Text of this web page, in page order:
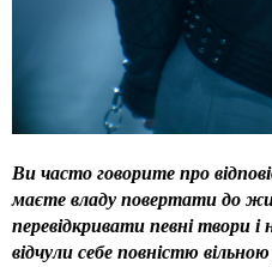
Ви часто говорите про
маєте владу повертати до
перевідкривати певні твори
відчули себе повністю